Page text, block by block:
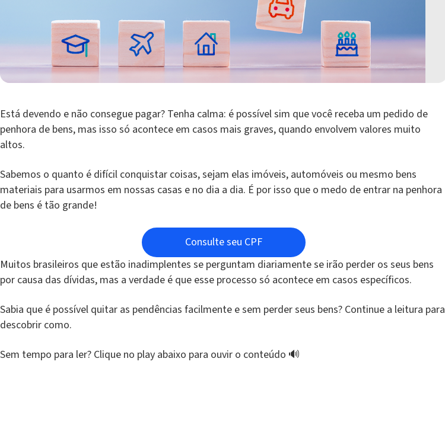
Está devendo e não consegue pagar? Tenha calma: é possível sim que você receba um pedido de
penhora de bens, mas isso só acontece em casos mais graves, quando envolvem valores muito
altos.
Sabemos o quanto é difícil conquistar coisas, sejam elas imóveis, automóveis ou mesmo bens
materiais para usarmos em nossas casas e no dia a dia. É por isso que o medo de entrar na penhora
de bens é tão grande!
Consulte seu CPF
Muitos brasileiros que estão inadimplentes se perguntam diariamente se irão perder os seus bens
por causa das dívidas, mas a verdade é que esse processo só acontece em casos específicos.
Sabia que é possível quitar as pendências facilmente e sem perder seus bens? Continue a leitura para
descobrir como.
Sem tempo para ler? Clique no play abaixo para ouvir o conteúdo 🔊